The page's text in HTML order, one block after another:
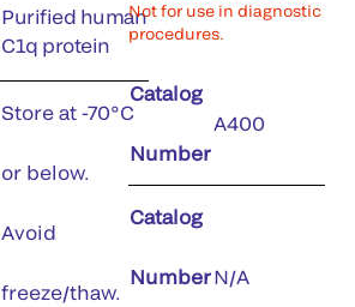
Purified human
C1q protein
Store at -70°C
or below.
Avoid
freeze/thaw.
Not for use in diagnostic
procedures.
Catalog
Number
A400
Catalog
NumberN/A